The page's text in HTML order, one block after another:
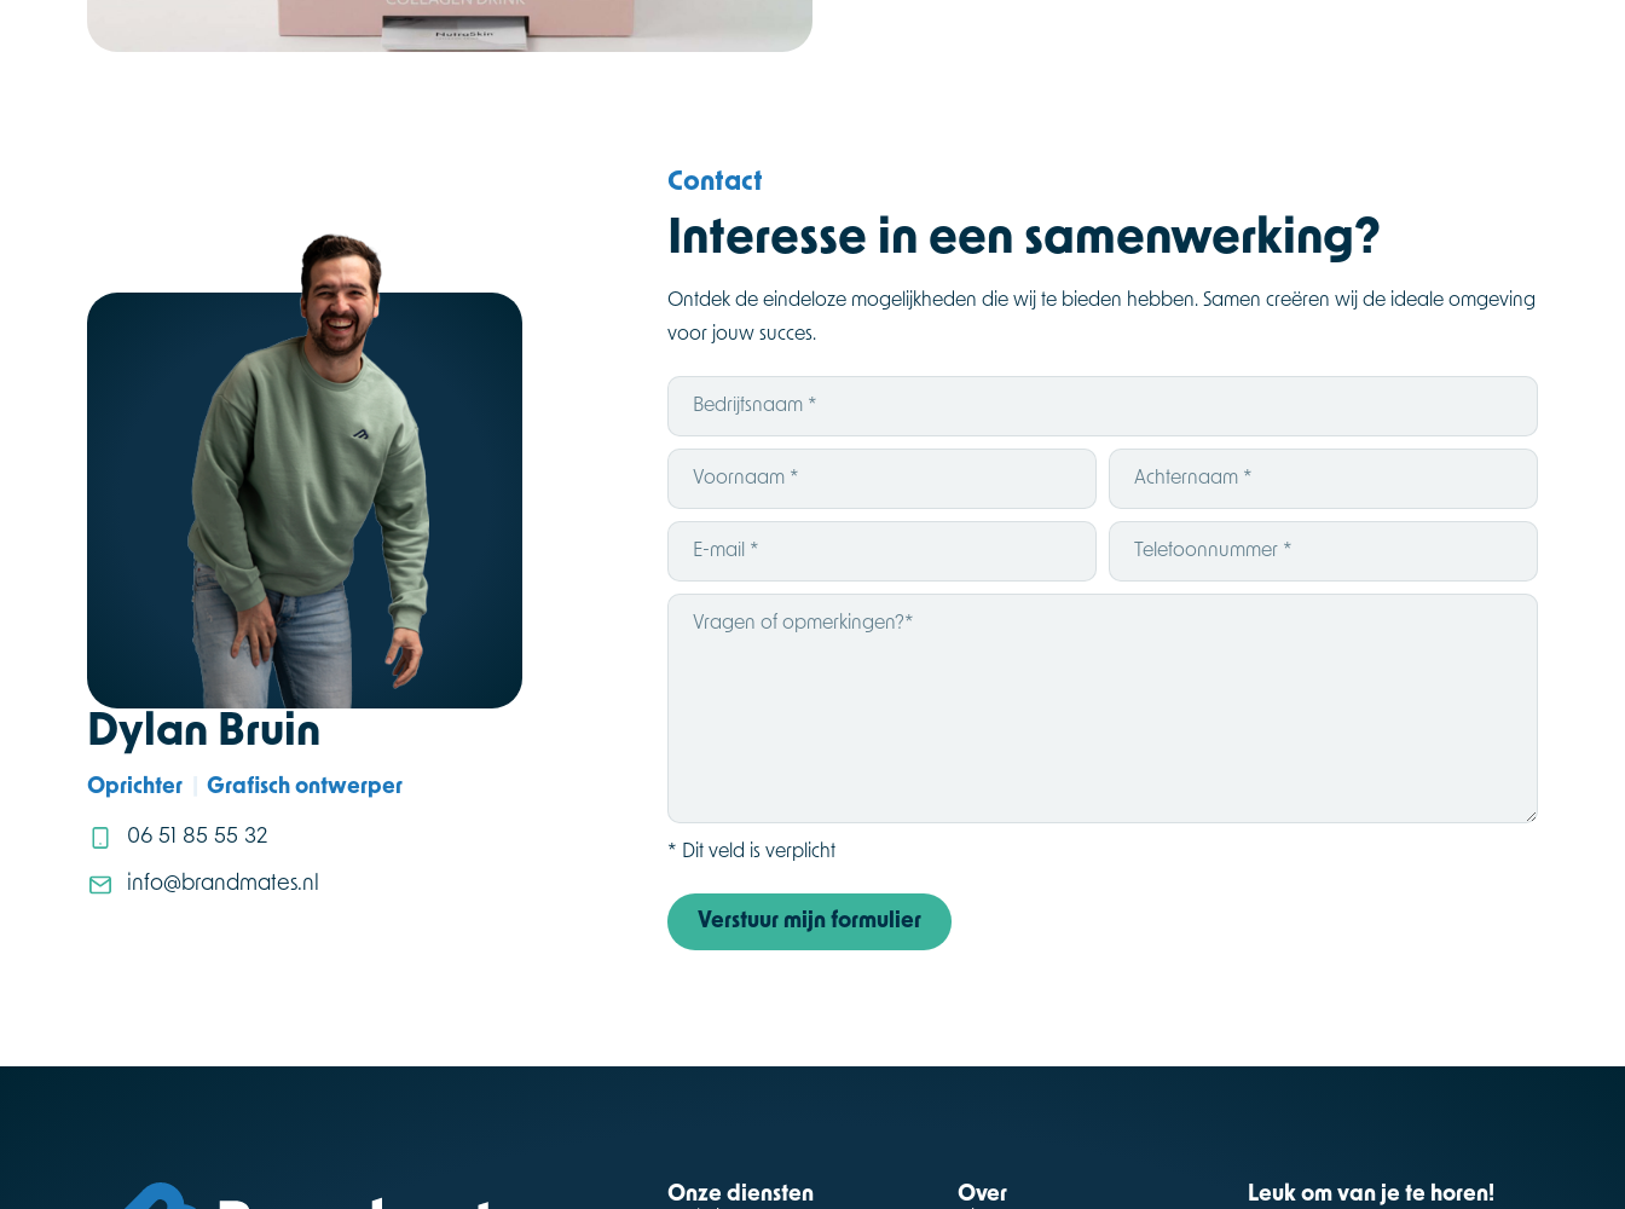
Dylan Bruin
Oprichter Grafisch ontwerper
06 51 85 55 32
info@brandmates.nl
Contact
Interesse in een samenwerking?
Ontdek de eindeloze mogelijkheden die wij te bieden hebben. Samen creëren wij de ideale omgeving
voor jouw succes.
* Dit veld is verplicht
Verstuur mijn formulier
Onze diensten Over Leuk om van je te horen!